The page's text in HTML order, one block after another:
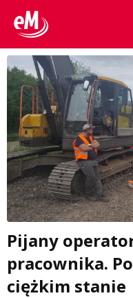
Pijany
pracownika.
ciężkim stanie